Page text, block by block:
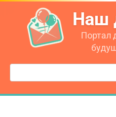
Перейти
контенту
Наш
Портал
Поиск: